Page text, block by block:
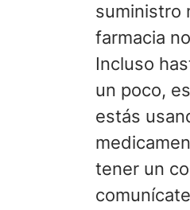
suministro
farmacia
Incluso
un poco,
estás
tener un